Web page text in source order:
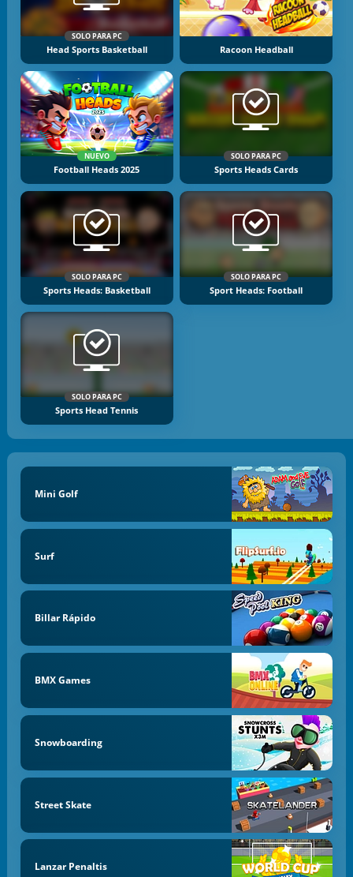
SOLO PARA PC
Head Sports Basketball Racoon Headball
NUEVO
Football Heads 2025
SOLO PARA PC
Sports Heads Cards
SOLO PARA PC
Sports Heads: Basketball
SOLO PARA PC
Sport Heads: Football
SOLO PARA PC
Sports Head Tennis
Mini Golf
Surf
Billar Rápido
BMX Games
Snowboarding
Street Skate
Lanzar Penaltis